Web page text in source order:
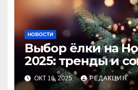
НОВОСТИ
Выбор ёлки на
2025: тренды и
идеального
ОКТ 16, 2025 РЕДАКЦИЯ